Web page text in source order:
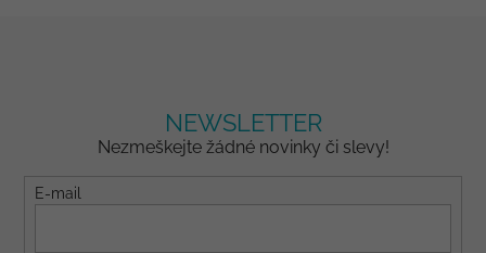
NEWSLETTER
Nezmeškejte žádné novinky či slevy!
E-mail